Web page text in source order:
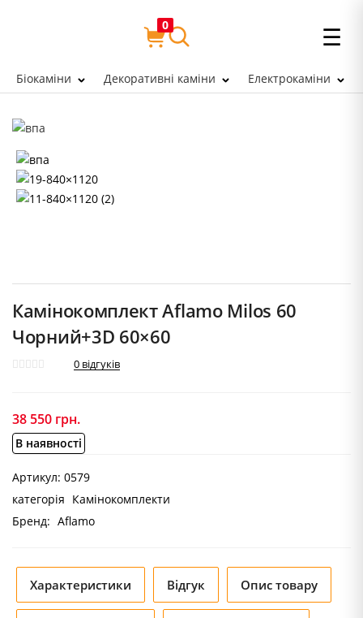
☰
0
Біокаміни Декоративні каміни Електрокаміни
Камінокомплект Aflamo Milos 60
Чорний+3D 60×60
0 відгуків
38 550 грн.
В наявності
Артикул: 0579
категорія Камінокомплекти
Бренд: Aflamo
Характеристики Відгук Опис товару